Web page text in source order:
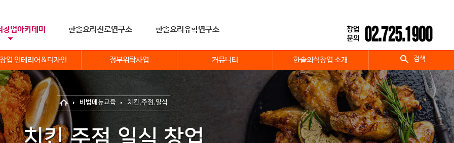
업아카데미 한솔요리진로연구소 한솔요리유학연구소
검색
창업 인테리어&디자인 정부위탁사업 커뮤니티 한솔외식창업 소개
비법메뉴교육 치킨,주점,일식
치킨,주점,일식 창업